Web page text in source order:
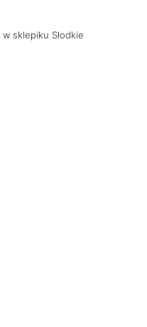
sklepiku Słodkie